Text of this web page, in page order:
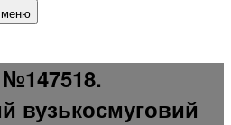
меню
№147518.
вузькосмуговий